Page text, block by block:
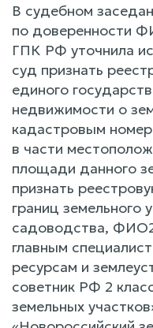
В судебном
по доверенности
ГПК РФ уточнила
суд признать
единого
недвижимости о
кадастровым
в части
площади данного
признать
границ земельного
садоводства,
главным
ресурсам и
советник РФ 2
земельных